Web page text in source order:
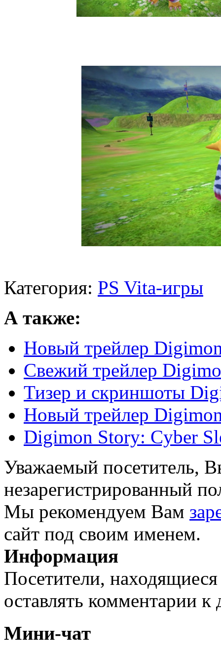
Категория: PS Vita-игры
А также:
Новый трейлер
Свежий трейлер
Тизер и скриншоты
Новый трейлер
Digimon Story: Cyber
Уважаемый посетитель,
незарегистрированный
Мы рекомендуем Вам
сайт под своим именем.
Информация
Посетители,
оставлять комментарии
Мини-чат